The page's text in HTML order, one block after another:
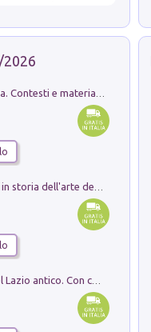
I monumenti funerari del Lazio antico. Con cartella con tavole